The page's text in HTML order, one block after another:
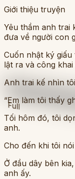
Full
Giới thiệu truyện
Yêu thầm anh trai
đưa về người con
Cuốn nhật ký
lật ra và công
Anh trai kế nhìn
“Em làm tôi thấy
Tối hôm đó, tôi
anh.
Cho đến khi tôi
Ở đầu dây bên
anh ấy.